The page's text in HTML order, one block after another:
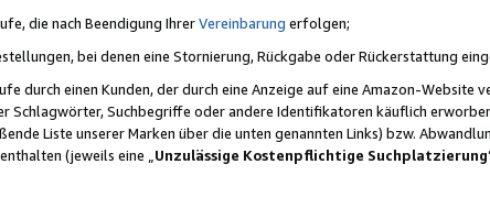
die nach Beendigung IhrerVereinbarung erfolgen;
bei denen eine Stornierung, Rückgabe oder Rückerstattung
durch einen Kunden, der durch eine Anzeige auf eine Amazon-Website
Schlagwörter, Suchbegriffe oder andere Identifikatoren käuflich
Liste unserer Marken über die unten genannten Links) bzw.
(jeweils eine „ Unzulässige Kostenpflichtige Suchplatzierung